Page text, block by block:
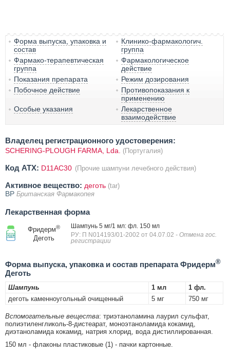
Форма выпуска, упаковка и
состав
Клинико-фармакологич.
группа
Фармако-терапевтическая
группа
Фармакологическое
действие
Показания препарата
Режим дозирования
Побочное действие
Противопоказания к
применению
Особые указания
Лекарственное
взаимодействие
Владелец регистрационного удостоверения:
SCHERING-PLOUGH FARMA, Lda. (Португалия)
Код ATX: D11AC30 (Прочие шампуни лечебного действия)
Активное вещество: деготь (tar)
BP Британская Фармакопея
Лекарственная форма
Фридерм®
Деготь
Шампунь 5 мг/1 мл: фл. 150 мл
РУ: П N014193/01-2002 от 04.07.02 - Отмена гос.
регистрации
Форма выпуска, упаковка и состав препарата Фридерм®
Деготь
Шампунь 1 мл
1 фл.
деготь каменноугольный очищенный
5 мг 750 мг
Вспомогательные вещества: триэтаноламина лаурил сульфат,
полиэтиленгликоль-8-дистеарат, моноэтаноламида кокамид,
диэтаноламида кокамид, натрия хлорид, вода дистиллированная.
150 мл - флаконы пластиковые (1) - пачки картонные.